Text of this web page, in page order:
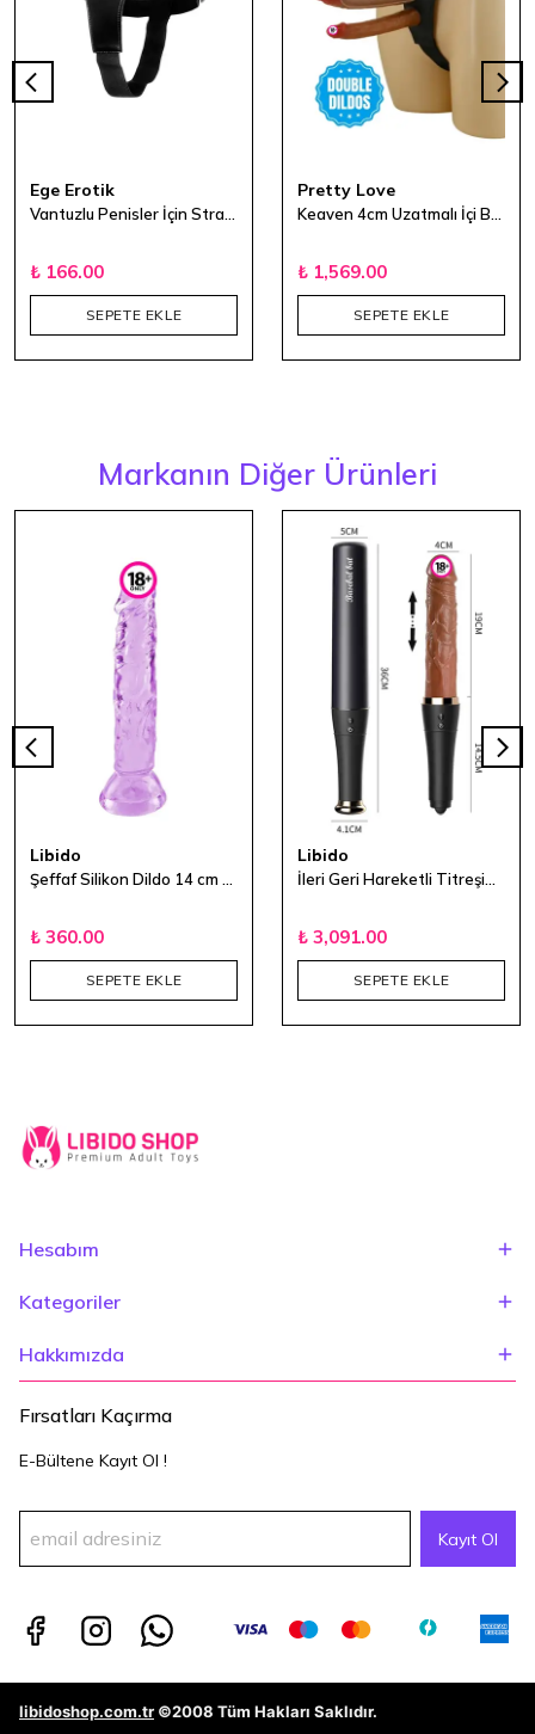
Ege Erotik
₺ 166.00
SEPETE EKLE
Pretty Love
₺ 1,569.00
SEPETE EKLE
Markanın Diğer Ürünleri
Libido
₺ 360.00
SEPETE EKLE
Libido
₺ 3,091.00
SEPETE EKLE
Hesabım
Kategoriler
Hakkımızda
Fırsatları Kaçırma
E-Bültene Kayıt Ol !
Kayıt Ol
libidoshop.com.tr ©2008 Tüm Hakları Saklıdır.